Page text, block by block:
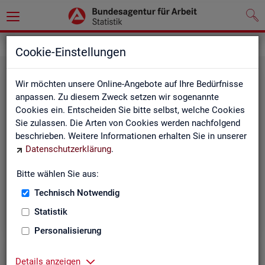
Cookie-Einstellungen
Wir möchten unsere Online-Angebote auf Ihre Bedürfnisse
anpassen. Zu diesem Zweck setzen wir sogenannte
Cookies ein. Entscheiden Sie bitte selbst, welche Cookies
Sie zulassen. Die Arten von Cookies werden nachfolgend
beschrieben. Weitere Informationen erhalten Sie in unserer
Datenschutzerklärung.
Bitte wählen Sie aus:
Technisch Notwendig
Statistik
Personalisierung
Details anzeigen
Me­tho­di­sche Hin­wei­se
Hintergrundinformationen und methodische Hinweise
zu den Fachstatistiken und weiteren Themen, z. B. zur